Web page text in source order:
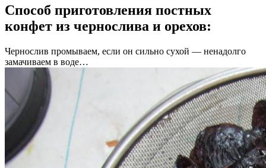
Способ приготовления постных
конфет из чернослива и орехов:
Чернослив промываем, если он сильно сухой — ненадолго
замачиваем в воде…